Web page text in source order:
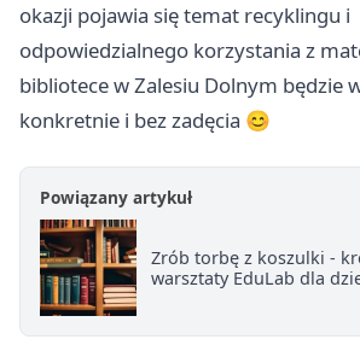
okazji pojawia się temat recyklingu i
odpowiedzialnego korzystania z
bibliotece w Zalesiu Dolnym będzie
konkretnie i bez zadęcia 😊
Powiązany artykuł
Zrób torbę z koszulki -
warsztaty EduLab dla